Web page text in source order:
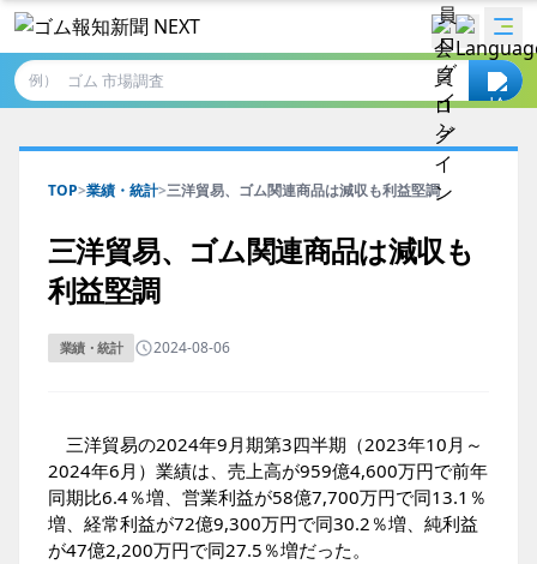
例）
TOP>業績・統計>三洋貿易、ゴム関連商品は減収も利益堅調
三洋貿易、ゴム関連商品は減収も
利益堅調
業績・統計 2024-08-06
三洋貿易の2024年9月期第3四半期（2023年10月～
2024年6月）業績は、売上高が959億4,600万円で前年
同期比6.4％増、営業利益が58億7,700万円で同13.1％
増、経常利益が72億9,300万円で同30.2％増、純利益
が47億2,200万円で同27.5％増だった。